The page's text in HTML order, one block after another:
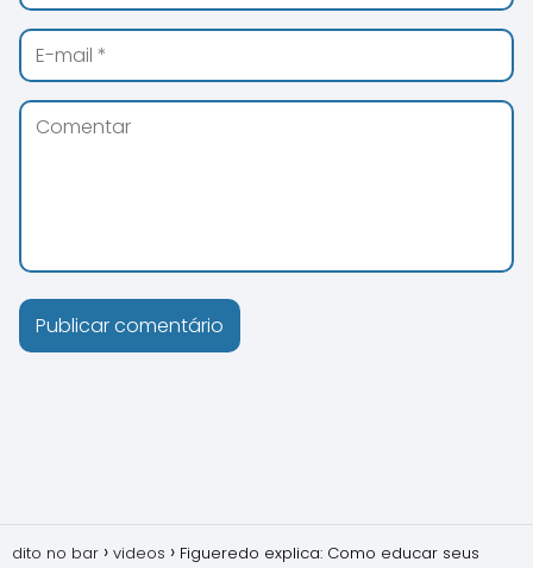
dito no bar videos Figueredo explica: Como educar seus